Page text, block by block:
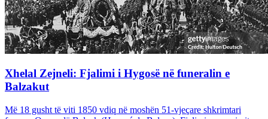
Xhelal Zejneli: Fjalimi i Hygosë në funeralin e
Balzakut
Më 18 gusht të viti 1850 vdiq në moshën 51-vjeçare shkrimtari